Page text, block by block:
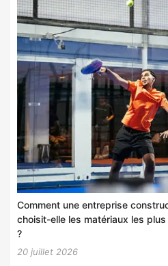
Comment une entreprise
choisit-elle les matériaux les
?
20 juillet 2026